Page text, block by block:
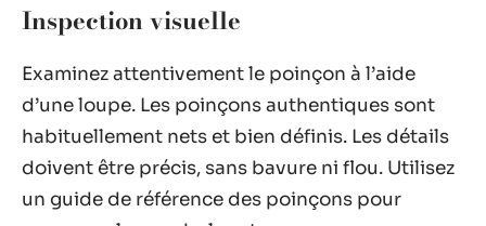
Inspection visuelle
Examinez attentivement le poinçon à l’aide
d’une loupe. Les poinçons authentiques sont
habituellement nets et bien définis. Les détails
doivent être précis, sans bavure ni flou. Utilisez
un guide de référence des poinçons pour